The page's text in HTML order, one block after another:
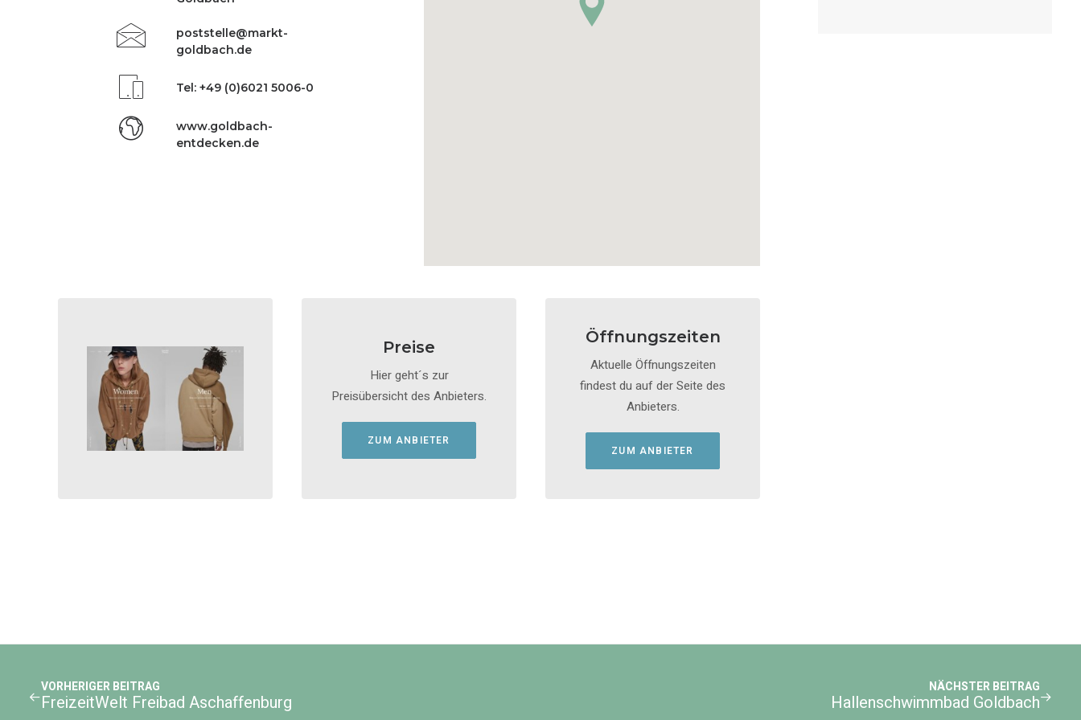
poststelle@markt-
goldbach.de
Tel: +49 (0)6021 5006-0
www.goldbach-
entdecken.de
Preise
Hier geht´s zur
Preisübersicht des Anbieters.
ZUM ANBIETER
Öffnungszeiten
Aktuelle Öffnungszeiten
findest du auf der Seite des
Anbieters.
ZUM ANBIETER
VORHERIGER BEITRAG
FreizeitWelt Freibad Aschaffenburg
NÄCHSTER BEITRAG
Hallenschwimmbad Goldbach